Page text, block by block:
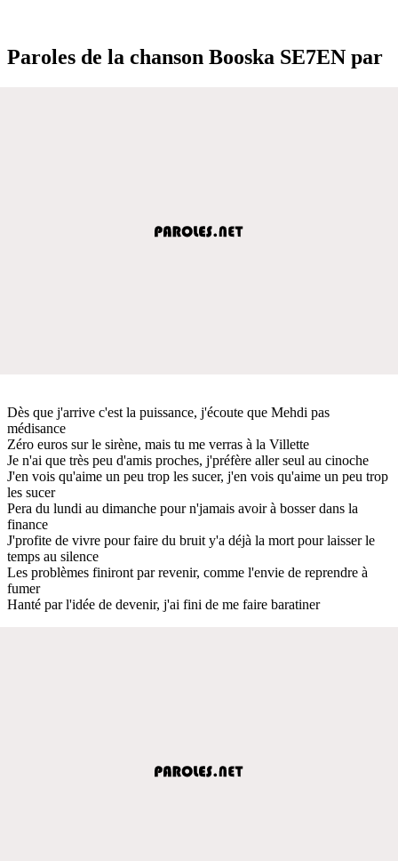
Paroles de la chanson Booska SE7EN par
Dès que j'arrive c'est la puissance, j'écoute que Mehdi pas
médisance
Zéro euros sur le sirène, mais tu me verras à la Villette
Je n'ai que très peu d'amis proches, j'préfère aller seul au cinoche
J'en vois qu'aime un peu trop les sucer, j'en vois qu'aime un peu trop
les sucer
Pera du lundi au dimanche pour n'jamais avoir à bosser dans la
finance
J'profite de vivre pour faire du bruit y'a déjà la mort pour laisser le
temps au silence
Les problèmes finiront par revenir, comme l'envie de reprendre à
fumer
Hanté par l'idée de devenir, j'ai fini de me faire baratiner